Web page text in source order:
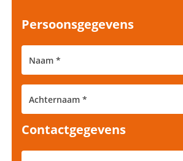
Persoonsgegevens
Contactgegevens